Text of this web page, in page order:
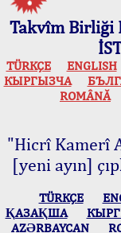
Takvîm Birliği
TÜRKÇE ENGLISH
КЫPГЫЗЧA
ROMÂNĂ
"Hicrî Kamerî
[yeni ayın]
TÜRKÇE
ҚАЗАҚША
AZӘRBAYCAN